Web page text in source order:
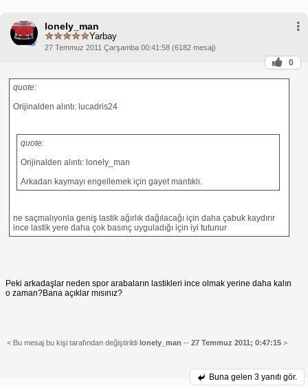
lonely_man
Yarbay
27 Temmuz 2011 Çarşamba 00:41:58 (6182 mesaj)
0
quote:
Orijinalden alıntı: lucadris24
quote:
Orijinalden alıntı: lonely_man
Arkadan kaymayı engellemek için gayet mantıklı.
ne saçmalıyonla geniş lastik ağırlık dağılacağı için daha çabuk kaydırır
ince lastik yere daha çok basınç uyguladığı için iyi tutunur
Peki arkadaşlar neden spor arabaların lastikleri ince olmak yerine daha kalın
o zaman?Bana açıklar mısınız?
< Bu mesaj bu kişi tarafından değiştirildi lonely_man -- 27 Temmuz 2011; 0:47:15 >
Buna gelen 3 yanıtı gör.